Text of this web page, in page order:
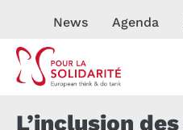
News Agenda
L’inclusion